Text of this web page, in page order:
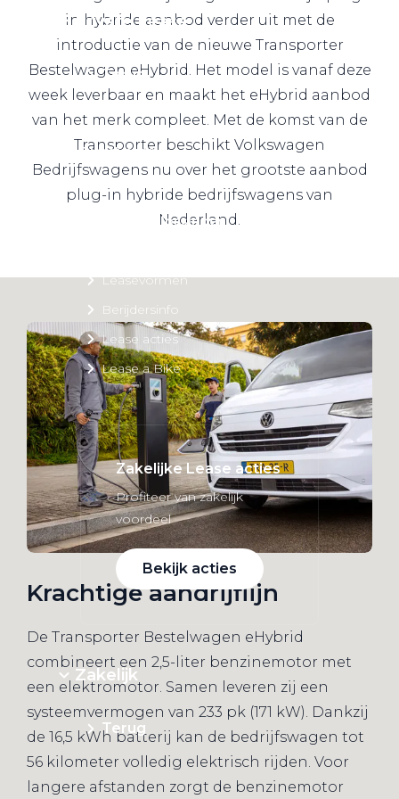
Private Lease
Terug
Direct naar
Website Pon Center Zakelijk
Zakelijke oplossingen
Leasevormen
Berijdersinfo
Lease acties
Lease a Bike
Zakelijke Lease acties
Profiteer van zakelijk
voordeel
Bekijk acties
Zakelijk
Terug
in hybride aanbod verder uit met de
introductie van de nieuwe Transporter
Bestelwagen eHybrid. Het model is vanaf deze
week leverbaar en maakt het eHybrid aanbod
van het merk compleet. Met de komst van de
Transporter beschikt Volkswagen
Bedrijfswagens nu over het grootste aanbod
plug-in hybride bedrijfswagens van
Nederland.
Krachtige aandrijflijn
De Transporter Bestelwagen eHybrid
combineert een 2,5-liter benzinemotor met
een elektromotor. Samen leveren zij een
systeemvermogen van 233 pk (171 kW). Dankzij
de 16,5 kWh batterij kan de bedrijfswagen tot
56 kilometer volledig elektrisch rijden. Voor
langere afstanden zorgt de benzinemotor